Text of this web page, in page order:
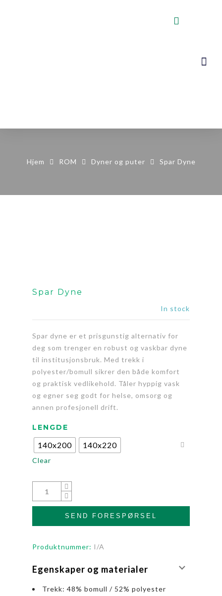
Hjem ROM Dyner og puter Spar Dyne
Spar Dyne
In stock
Spar dyne er et prisgunstig alternativ for
deg som trenger en robust og vaskbar dyne
til institusjonsbruk. Med trekk i
polyester/bomull sikrer den både komfort
og praktisk vedlikehold. Tåler hyppig vask
og egner seg godt for helse, omsorg og
annen profesjonell drift.
LENGDE
140x200 140x220
Clear
SEND FORESPØRSEL
Produktnummer: I/A
Egenskaper og materialer
Trekk: 48% bomull / 52% polyester